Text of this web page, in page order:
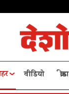
वीडियो क्रीडा